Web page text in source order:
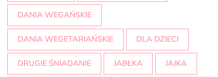
DANIA WEGAŃSKIE
DANIA WEGETARIAŃSKIE DLA DZIECI
DRUGIE ŚNIADANIE JABŁKA JAJKA